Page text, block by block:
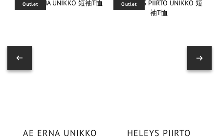
Outlet
AE ERNA UNIKKO
Outlet
HELEYS PIIRTO